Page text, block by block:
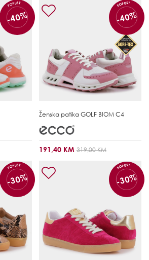
POPUST
-40%
POPUST
-40%
Ženska patika GOLF BIOM C4
191,40 KM 319,00 KM
POPUST
-30%
POPUST
-30%